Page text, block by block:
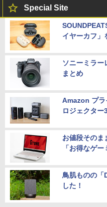
Special Site
イヤーカフ」
ソニーミラー
まとめ
Amazon プラ
ロジェクター
お値段そのま
「お得なゲー
鳥肌ものの「
した！